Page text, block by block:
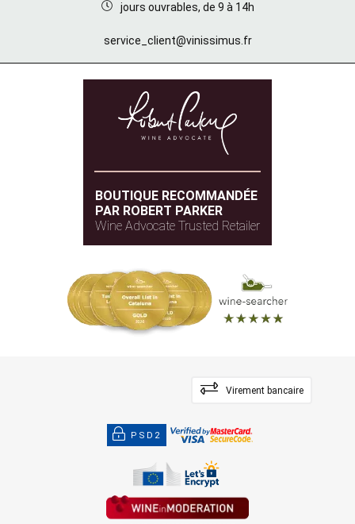
jours ouvrables, de 9 à 14h
service_client@vinissimus.fr
BOUTIQUE RECOMMANDÉE
PAR ROBERT PARKER
Wine Advocate Trusted Retailer
Virement bancaire
PSD2